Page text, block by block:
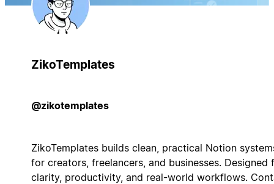
ZikoTemplates
@zikotemplates
ZikoTemplates builds clean, practical Notion
for creators, freelancers, and businesses. Designed
clarity, productivity, and real-world workflows.